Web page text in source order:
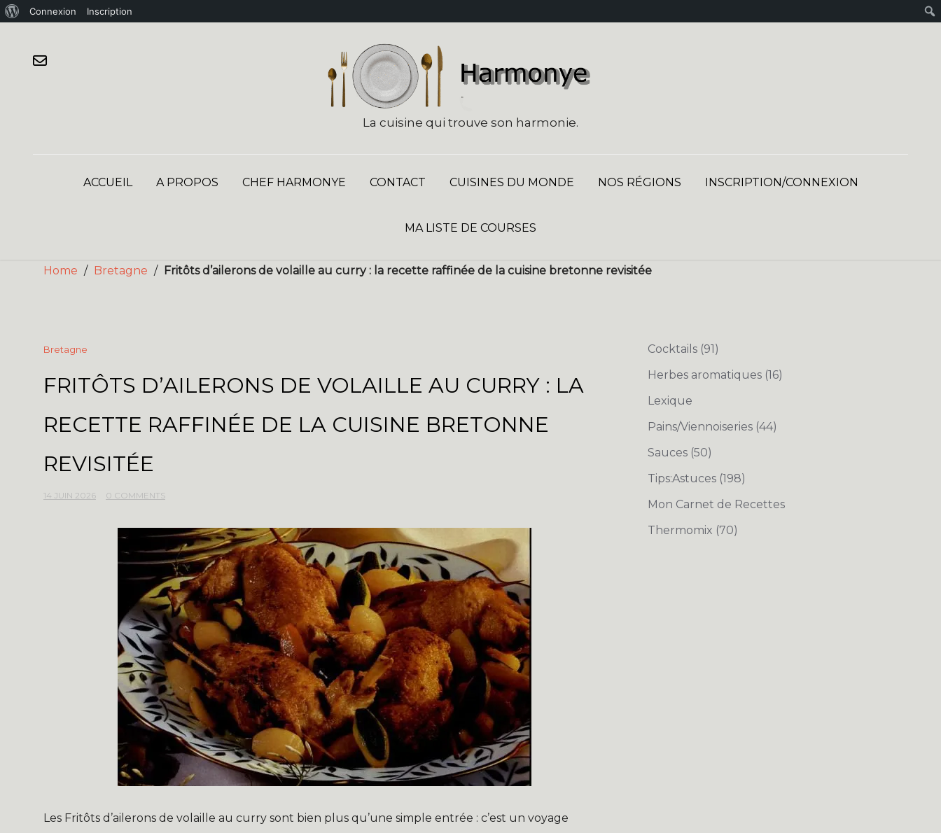
Connexion Inscription
La cuisine qui trouve son harmonie.
ACCUEIL A PROPOS CHEF HARMONYE CONTACT CUISINES DU MONDE NOS RÉGIONS INSCRIPTION/CONNEXION
MA LISTE DE COURSES
Home / Bretagne / Fritôts d’ailerons de volaille au curry : la recette raffinée de la cuisine bretonne revisitée
Bretagne
FRITÔTS D’AILERONS DE VOLAILLE AU CURRY : LA
RECETTE RAFFINÉE DE LA CUISINE BRETONNE
REVISITÉE
14 JUIN 2026 0 COMMENTS
Les Fritôts d’ailerons de volaille au curry sont bien plus qu’une simple entrée : c’est un voyage
Cocktails (91)
Herbes aromatiques (16)
Lexique
Pains/Viennoiseries (44)
Sauces (50)
Tips:Astuces (198)
Mon Carnet de Recettes
Thermomix (70)